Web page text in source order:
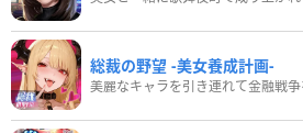
総裁の野望 -美女養成計画-
美麗なキャラを引き連れて金融戦争